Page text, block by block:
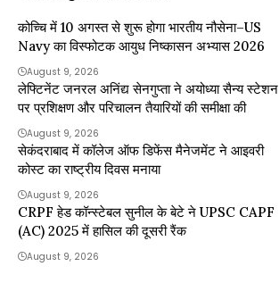
कोच्चि में 10 अगस्त से शुरू होगा भारतीय नौसेना–US
Navy का विस्फोटक आयुध निष्कासन अभ्यास 2026
August 9, 2026
लेफ्टिनेंट जनरल अनिंद्य सेनगुप्ता ने अयोध्या सैन्य स्टेशन
पर प्रशिक्षण और परिचालन तैयारियों की समीक्षा की
August 9, 2026
सेकंदराबाद में कॉलेज ऑफ डिफेंस मैनेजमेंट ने आइवरी
कोस्ट का राष्ट्रीय दिवस मनाया
August 9, 2026
CRPF हेड कॉन्स्टेबल सुनील के बेटे ने UPSC CAPF
(AC) 2025 में हासिल की दूसरी रैंक
August 9, 2026